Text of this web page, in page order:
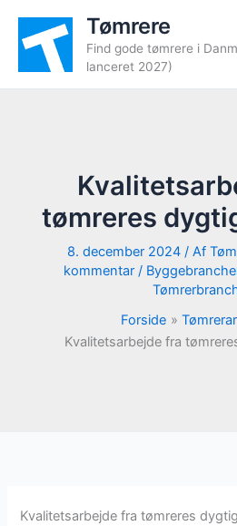
indholdet
Tømrere
Find gode tømrere i
lanceret 2027)
tømreres
8. december 2024 / Af
kommentar /
Forside
Kvalitetsarbejde fra
Kvalitetsarbejde fra tømreres